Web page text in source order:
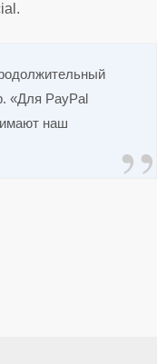
«Для PayPal
наш